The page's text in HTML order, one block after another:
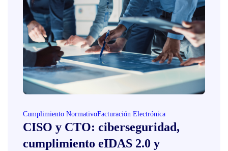
Cumplimiento NormativoFacturación Electrónica
CISO y CTO: ciberseguridad,
cumplimiento eIDAS 2.0 y